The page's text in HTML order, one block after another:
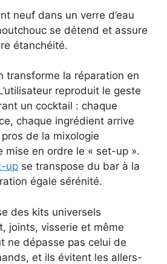
neuf dans un verre d’eau
se détend et assure
étanchéité.
transforme la réparation en
reproduit le geste
un cocktail : chaque
chaque ingrédient arrive
de la mixologie
mise en ordre le « set-up ».
up se transpose du bar à la
égale sérénité.
des kits universels
joints, visserie et même
ne dépasse pas celui de
et ils évitent les allers-